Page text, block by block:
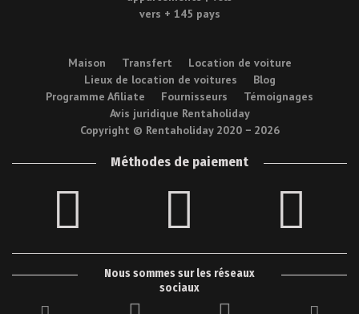
Maison Transfert
Location de voiture
Lieux de location de voitures
Blog
Programme Afiliate
Fournisseurs
Témoignages
Avis juridique Rentaholiday
Copyright © Rentaholiday 2020 − 2026
Méthodes de paiement
Nous sommes sur les réseaux
sociaux